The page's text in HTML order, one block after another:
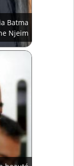
Batma
Njeim